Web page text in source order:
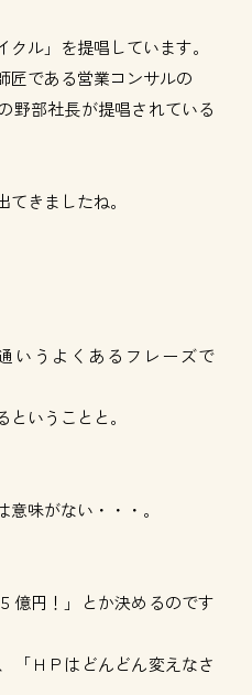
ル」を提唱しています。
匠である営業コンサルの
野部社長が提唱されている
きましたね。
いうよくあるフレーズで
いうことと。
味がない・・・。
億円！」とか決めるのです
「ＨＰはどんどん変えなさ